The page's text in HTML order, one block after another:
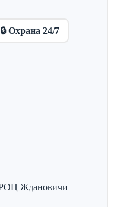
🔒 Охрана 24/7